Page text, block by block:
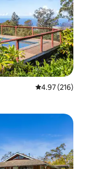
Calificación
4.97 (216)